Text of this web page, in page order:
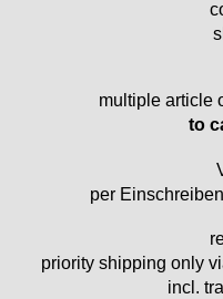
GUB "Glashütter
multiple article
to
per
priority shipping only
incl.